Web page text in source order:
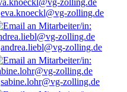
eva.knoeckl@vg-zolling.de
andrea.liebl@vg-zolling.de
sabine.lohr@vg-zolling.de